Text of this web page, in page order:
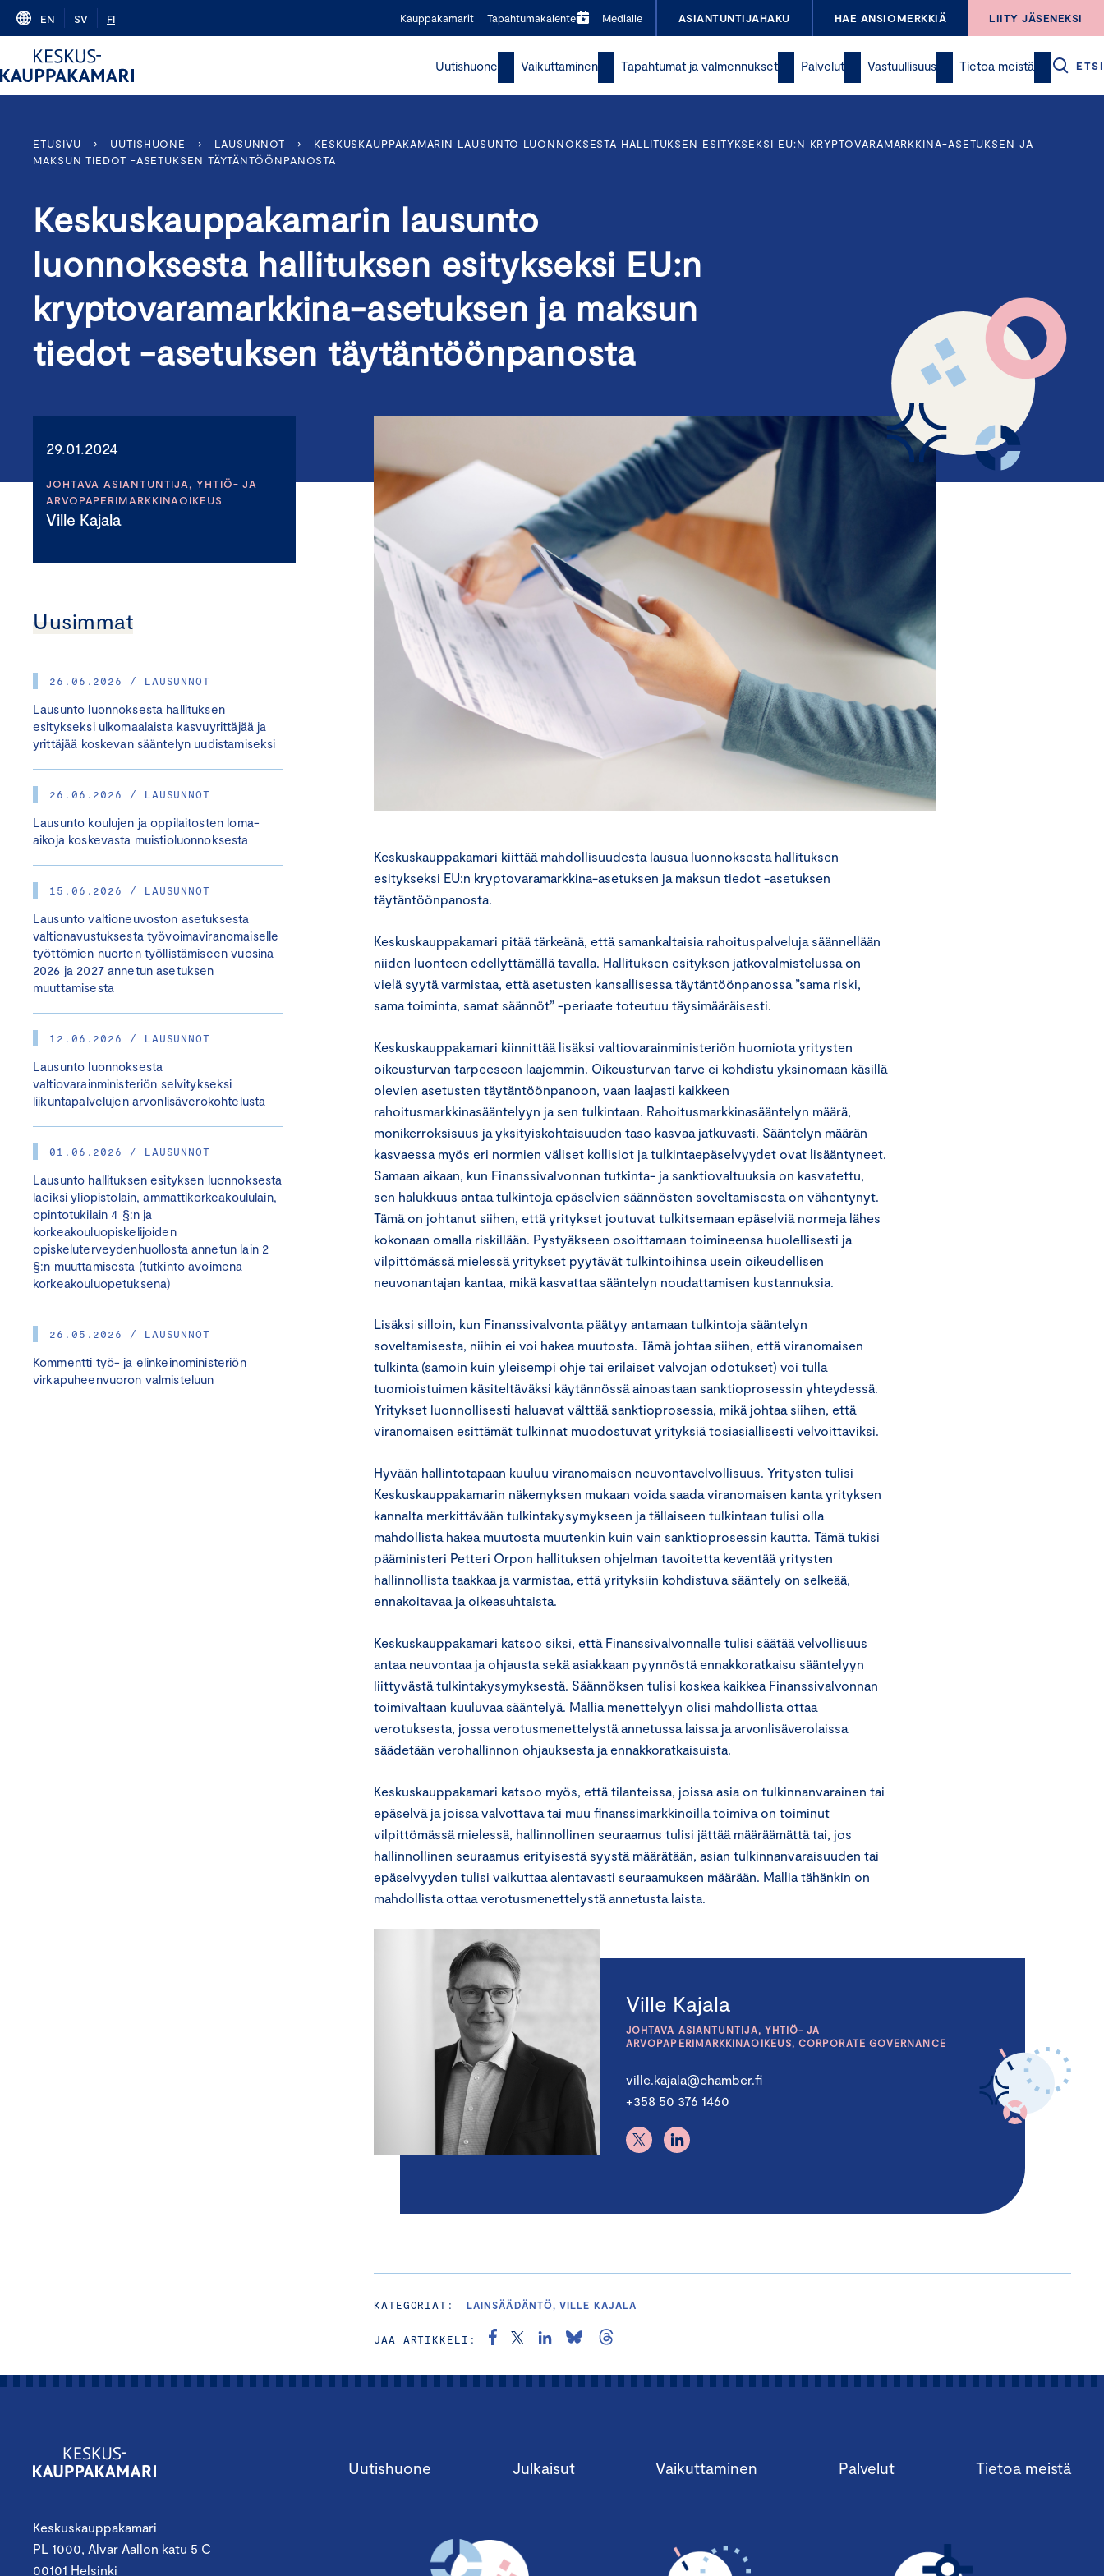
Skip
content
EN SV FI Kauppakamarit Tapahtumakalenteri Medialle ASIANTUNTIJAHAKU HAE ANSIOMERKKIÄ LIITY JÄSENEKSI
Uutishuone Vaikuttaminen Tapahtumat ja valmennukset Palvelut Vastuullisuus Tietoa meistä ETSI
ETUSIVU › UUTISHUONE › LAUSUNNOT ›
KESKUSKAUPPAKAMARIN LAUSUNTO LUONNOKSESTA HALLITUKSEN ESITYKSEKSI EU:N KRYPTOVARAMARKKINA-ASETUKSEN JA
MAKSUN TIEDOT -ASETUKSEN TÄYTÄNTÖÖNPANOSTA
Keskuskauppakamarin lausunto
luonnoksesta hallituksen esitykseksi EU:n
kryptovaramarkkina-asetuksen ja maksun
tiedot -asetuksen täytäntöönpanosta
29.01.2024
JOHTAVA ASIANTUNTIJA, YHTIÖ- JA
ARVOPAPERIMARKKINAOIKEUS
Ville Kajala
Uusimmat
26.06.2026 / LAUSUNNOT
Lausunto luonnoksesta hallituksen
esitykseksi ulkomaalaista kasvuyrittäjää ja
yrittäjää koskevan sääntelyn uudistamiseksi
26.06.2026 / LAUSUNNOT
Lausunto koulujen ja oppilaitosten loma-
aikoja koskevasta muistioluonnoksesta
15.06.2026 / LAUSUNNOT
Lausunto valtioneuvoston asetuksesta
valtionavustuksesta työvoimaviranomaiselle
työttömien nuorten työllistämiseen vuosina
2026 ja 2027 annetun asetuksen
muuttamisesta
12.06.2026 / LAUSUNNOT
Lausunto luonnoksesta
valtiovarainministeriön selvitykseksi
liikuntapalvelujen arvonlisäverokohtelusta
01.06.2026 / LAUSUNNOT
Lausunto hallituksen esityksen luonnoksesta
laeiksi yliopistolain, ammattikorkeakoululain,
opintotukilain 4 §:n ja
korkeakouluopiskelijoiden
opiskeluterveydenhuollosta annetun lain 2
§:n muuttamisesta (tutkinto avoimena
korkeakouluopetuksena)
26.05.2026 / LAUSUNNOT
Kommentti työ- ja elinkeinoministeriön
virkapuheenvuoron valmisteluun
Keskuskauppakamari kiittää mahdollisuudesta lausua luonnoksesta hallituksen
esitykseksi EU:n kryptovaramarkkina-asetuksen ja maksun tiedot -asetuksen
täytäntöönpanosta.
Keskuskauppakamari pitää tärkeänä, että samankaltaisia rahoituspalveluja säännellään
niiden luonteen edellyttämällä tavalla. Hallituksen esityksen jatkovalmistelussa on
vielä syytä varmistaa, että asetusten kansallisessa täytäntöönpanossa ”sama riski,
sama toiminta, samat säännöt” -periaate toteutuu täysimääräisesti.
Keskuskauppakamari kiinnittää lisäksi valtiovarainministeriön huomiota yritysten
oikeusturvan tarpeeseen laajemmin. Oikeusturvan tarve ei kohdistu yksinomaan käsillä
olevien asetusten täytäntöönpanoon, vaan laajasti kaikkeen
rahoitusmarkkinasääntelyyn ja sen tulkintaan. Rahoitusmarkkinasääntelyn määrä,
monikerroksisuus ja yksityiskohtaisuuden taso kasvaa jatkuvasti. Sääntelyn määrän
kasvaessa myös eri normien väliset kollisiot ja tulkintaepäselvyydet ovat lisääntyneet.
Samaan aikaan, kun Finanssivalvonnan tutkinta- ja sanktiovaltuuksia on kasvatettu,
sen halukkuus antaa tulkintoja epäselvien säännösten soveltamisesta on vähentynyt.
Tämä on johtanut siihen, että yritykset joutuvat tulkitsemaan epäselviä normeja lähes
kokonaan omalla riskillään. Pystyäkseen osoittamaan toimineensa huolellisesti ja
vilpittömässä mielessä yritykset pyytävät tulkintoihinsa usein oikeudellisen
neuvonantajan kantaa, mikä kasvattaa sääntelyn noudattamisen kustannuksia.
Lisäksi silloin, kun Finanssivalvonta päätyy antamaan tulkintoja sääntelyn
soveltamisesta, niihin ei voi hakea muutosta. Tämä johtaa siihen, että viranomaisen
tulkinta (samoin kuin yleisempi ohje tai erilaiset valvojan odotukset) voi tulla
tuomioistuimen käsiteltäväksi käytännössä ainoastaan sanktioprosessin yhteydessä.
Yritykset luonnollisesti haluavat välttää sanktioprosessia, mikä johtaa siihen, että
viranomaisen esittämät tulkinnat muodostuvat yrityksiä tosiasiallisesti velvoittaviksi.
Hyvään hallintotapaan kuuluu viranomaisen neuvontavelvollisuus. Yritysten tulisi
Keskuskauppakamarin näkemyksen mukaan voida saada viranomaisen kanta yrityksen
kannalta merkittävään tulkintakysymykseen ja tällaiseen tulkintaan tulisi olla
mahdollista hakea muutosta muutenkin kuin vain sanktioprosessin kautta. Tämä tukisi
pääministeri Petteri Orpon hallituksen ohjelman tavoitetta keventää yritysten
hallinnollista taakkaa ja varmistaa, että yrityksiin kohdistuva sääntely on selkeää,
ennakoitavaa ja oikeasuhtaista.
Keskuskauppakamari katsoo siksi, että Finanssivalvonnalle tulisi säätää velvollisuus
antaa neuvontaa ja ohjausta sekä asiakkaan pyynnöstä ennakkoratkaisu sääntelyyn
liittyvästä tulkintakysymyksestä. Säännöksen tulisi koskea kaikkea Finanssivalvonnan
toimivaltaan kuuluvaa sääntelyä. Mallia menettelyyn olisi mahdollista ottaa
verotuksesta, jossa verotusmenettelystä annetussa laissa ja arvonlisäverolaissa
säädetään verohallinnon ohjauksesta ja ennakkoratkaisuista.
Keskuskauppakamari katsoo myös, että tilanteissa, joissa asia on tulkinnanvarainen tai
epäselvä ja joissa valvottava tai muu finanssimarkkinoilla toimiva on toiminut
vilpittömässä mielessä, hallinnollinen seuraamus tulisi jättää määräämättä tai, jos
hallinnollinen seuraamus erityisestä syystä määrätään, asian tulkinnanvaraisuuden tai
epäselvyyden tulisi vaikuttaa alentavasti seuraamuksen määrään. Mallia tähänkin on
mahdollista ottaa verotusmenettelystä annetusta laista.
Ville Kajala
JOHTAVA ASIANTUNTIJA, YHTIÖ- JA
ARVOPAPERIMARKKINAOIKEUS, CORPORATE GOVERNANCE
ville.kajala@chamber.fi
+358 50 376 1460
KATEGORIAT: LAINSÄÄDÄNTÖ, VILLE KAJALA
JAA ARTIKKELI:
Keskuskauppakamari
PL 1000, Alvar Aallon katu 5 C
00101 Helsinki
Uutishuone Julkaisut Vaikuttaminen Palvelut Tietoa meistä